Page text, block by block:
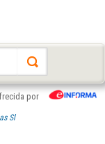
por
Sl